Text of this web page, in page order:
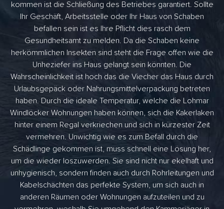
kommen ist die Schließung des Betriebes garantiert. Sollte
Ihr Geschäft, Arbeitsstelle oder Ihr Haus von Schaben
befallen sein ist es Ihre Pflicht dies rasch dem
Gesundheitsamt zu melden. Da die Schaben keine
herkömmlichen Insekten sind steht die Frage offen wie die
Unheziefer ins Haus gelangt sein könnten. Die
Wahrscheinlichkeit ist hoch das die Viecher das Haus durch
Urlaubsgepäck oder Nahrungsmittelverpackung betreten
haben. Durch die ideale Temperatur, welche die Lohmar
Windlöcker Wohnungen haben können, sich die Kakerlaken
hinter einem Regal verkriechen und sich in kürzester Zeit
vermehren. Unwichtig wie es zum Befall durch die
Schädlinge gekommen ist, muss schnell eine Lösung her,
um die wieder loszuwerden. Sie sind nicht nur ekelhaft und
unhygienisch, sondern finden auch durch Rohrleitungen und
Kabelschächten das perfekte System, um sich auch in
anderen Räumen oder Wohnungen aufzuteilen und zu